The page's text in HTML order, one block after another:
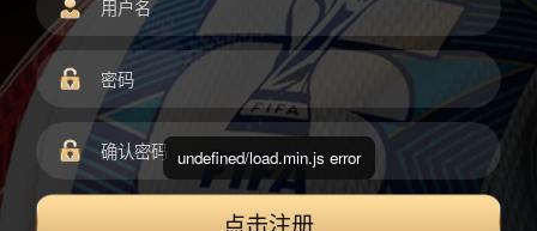
点击注册
undefined/load.min.js error